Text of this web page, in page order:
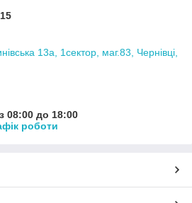
13а, 1сектор, маг.83, Чернівці,
08:00 до 18:00
роботи